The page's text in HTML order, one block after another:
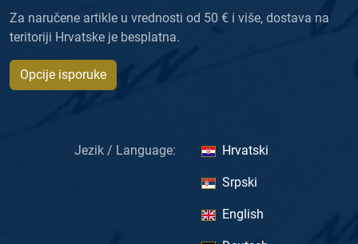
Za naručene artikle u vrednosti od 50 € i više, dostava na
teritoriji Hrvatske je besplatna.
Opcije isporuke
Jezik / Language: Hrvatski
Srpski
English